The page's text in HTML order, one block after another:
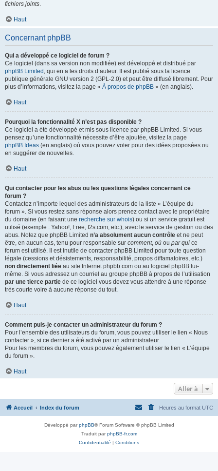
fichiers joints.
Haut
Concernant phpBB
Qui a développé ce logiciel de forum ?
Ce logiciel (dans sa version non modifiée) est développé et distribué par
phpBB Limited , qui en a les droits d’auteur. Il est publié sous la licence
publique générale GNU version 2 (GPL-2.0) et peut être diffusé librement. Pour
plus d’informations, visitez la page « À propos de phpBB » (en anglais).
Haut
Pourquoi la fonctionnalité X n’est pas disponible ?
Ce logiciel a été développé et mis sous licence par phpBB Limited. Si vous
pensez qu’une fonctionnalité nécessite d’être ajoutée, visitez la page
phpBB Ideas (en anglais) où vous pouvez voter pour des idées proposées ou
en suggérer de nouvelles.
Haut
Qui contacter pour les abus ou les questions légales concernant ce
forum ?
Contactez n’importe lequel des administrateurs de la liste « L’équipe du
forum ». Si vous restez sans réponse alors prenez contact avec le propriétaire
du domaine (en faisant une recherche sur whois) ou si un service gratuit est
utilisé (exemple : Yahoo!, Free, f2s.com, etc.), avec le service de gestion ou des
abus. Notez que phpBB Limited n’a absolument aucun contrôle et ne peut
être, en aucun cas, tenu pour responsable sur comment, où ou par qui ce
forum est utilisé. Il est inutile de contacter phpBB Limited pour toute question
légale (cessions et désistements, responsabilité, propos diffamatoires, etc.)
non directement liée au site Internet phpbb.com ou au logiciel phpBB lui-
même. Si vous adressez un courriel au groupe phpBB à propos de l’utilisation
par une tierce partie de ce logiciel vous devez vous attendre à une réponse
très courte voire à aucune réponse du tout.
Haut
Comment puis-je contacter un administrateur du forum ?
Pour l’ensemble des utilisateurs du forum, vous pouvez utiliser le lien « Nous
contacter », si ce dernier a été activé par un administrateur.
Pour les membres du forum, vous pouvez également utiliser le lien « L’équipe
du forum ».
Haut
Aller à
Accueil Index du forum Heures au format UTC
Développé parphpBB® Forum Software © phpBB Limited
Traduit parphpBB-fr.com
Confidentialité | Conditions